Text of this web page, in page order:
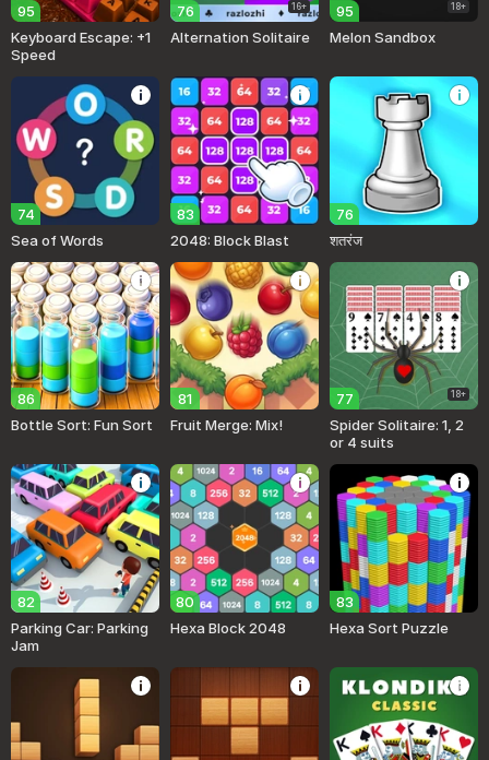
95
Keyboard Escape: +1
Speed
76 16+
Alternation Solitaire
95 18+
Melon Sandbox
74
Sea of Words
83
2048: Block Blast
76
शतरंज
86
Bottle Sort: Fun Sort
81
Fruit Merge: Mix!
77 18+
Spider Solitaire: 1, 2
or 4 suits
82
Parking Car: Parking
Jam
80
Hexa Block 2048
83
Hexa Sort Puzzle